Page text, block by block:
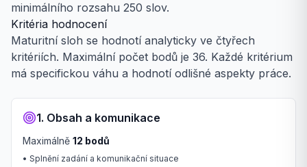
minimálního rozsahu 250 slov.
Kritéria hodnocení
Maturitní sloh se hodnotí analyticky ve čtyřech
kritériích. Maximální počet bodů je 36. Každé kritérium
má specifickou váhu a hodnotí odlišné aspekty práce.
1. Obsah a komunikace
Maximálně 12 bodů
• Splnění zadání a komunikační situace